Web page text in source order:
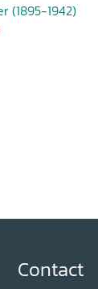
(1895-1942)
Contact